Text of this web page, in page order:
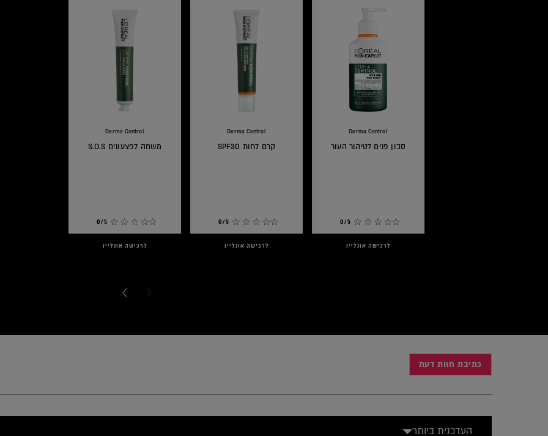
Derma Control
סבון פנים לטיהור העור
0/5
לרכישה אונליין
Derma Control
קרם לחות SPF30
0/5
לרכישה אונליין
Derma Control
משחה לפצעונים S.O.S
0/5
לרכישה אונליין
PREVIOUS CARD
NEXT CARD
כתיבת חוות דעת
העדכנית ביותר